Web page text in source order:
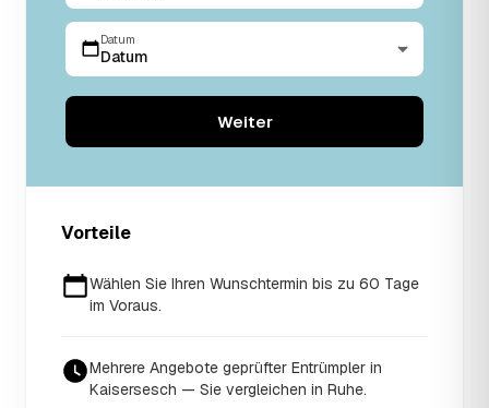
Datum
Datum
Weiter
Vorteile
Wählen Sie Ihren Wunschtermin bis zu 60 Tage
im Voraus.
Mehrere Angebote geprüfter Entrümpler in
Kaisersesch — Sie vergleichen in Ruhe.